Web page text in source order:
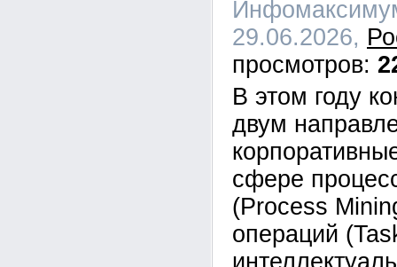
29.06.2026,
В этом году
двум
сфере
(Process
операций